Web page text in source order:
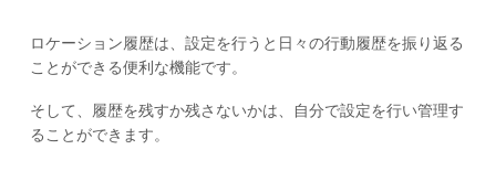
ロケーション履歴は、設定を行うと日々の行動履歴を振り返る
ことができる便利な機能です。
そして、履歴を残すか残さないかは、自分で設定を行い管理す
ることができます。